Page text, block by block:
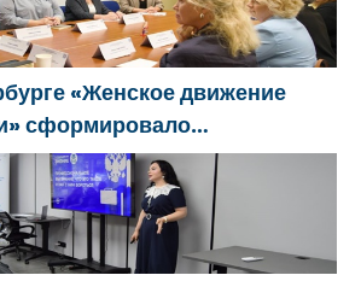
«Женское движение
сформировало
развитию городских
женщин